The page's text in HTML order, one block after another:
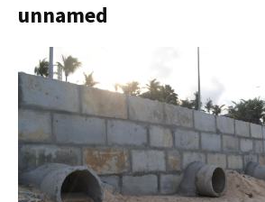
unnamed